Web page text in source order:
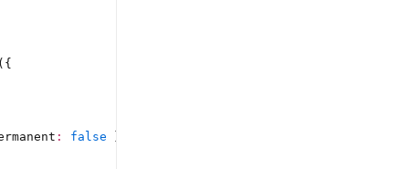
({
: false